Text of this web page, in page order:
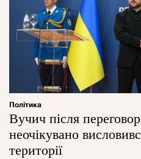
Політика
Вучич після
неочікувано
території